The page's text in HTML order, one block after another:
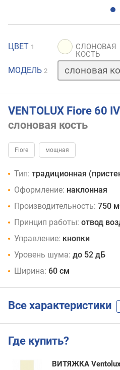
ЦВЕТ 1
МОДЕЛЬ 2
белый
VENTOLUX Fiore 60
слоновая кость
Fiore мощная
Тип: традиционная
Оформление: наклонная
Производительность: 750
Принцип работы: отвод
Управление: кнопки
Уровень шума: до 52 дБ
Ширина: 60 см
Все характеристики
Где купить?
ВИТЯЖКА Ventolux